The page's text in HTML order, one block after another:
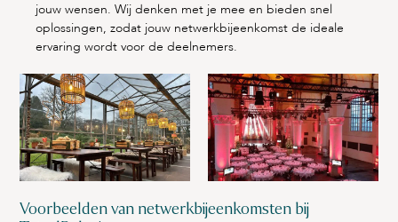
jouw wensen. Wij denken met je mee en bieden snel
oplossingen, zodat jouw netwerkbijeenkomst de ideale
ervaring wordt voor de deelnemers.
Voorbeelden van netwerkbijeenkomsten bij